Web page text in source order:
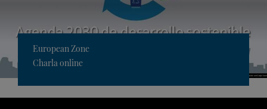
European Zone
Charla online